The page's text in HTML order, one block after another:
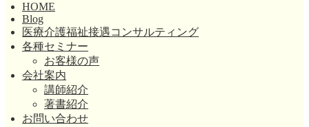
HOME
Blog
医療介護福祉接遇コンサルティング
各種セミナー
お客様の声
会社案内
講師紹介
著書紹介
お問い合わせ